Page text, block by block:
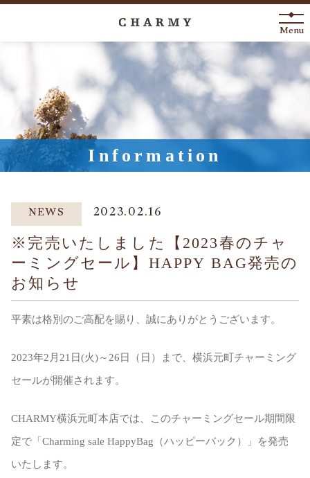
New Arrival
About
Engagement Ring
Marriage Ring
Anniversary
News
Sustainability Voice Catalog Contact
Menu
Information
NEWS 2023.02.16
※完売いたしました【2023春のチャ
ーミングセール】HAPPY BAG発売の
お知らせ
平素は格別のご高配を賜り、誠にありがとうございます。
2023年2月21日(火)～26日（日）まで、横浜元町チャーミング
セールが開催されます。
CHARMY横浜元町本店では、このチャーミングセール期間限
定で「Charming sale HappyBag（ハッピーバック）」を発売
いたします。